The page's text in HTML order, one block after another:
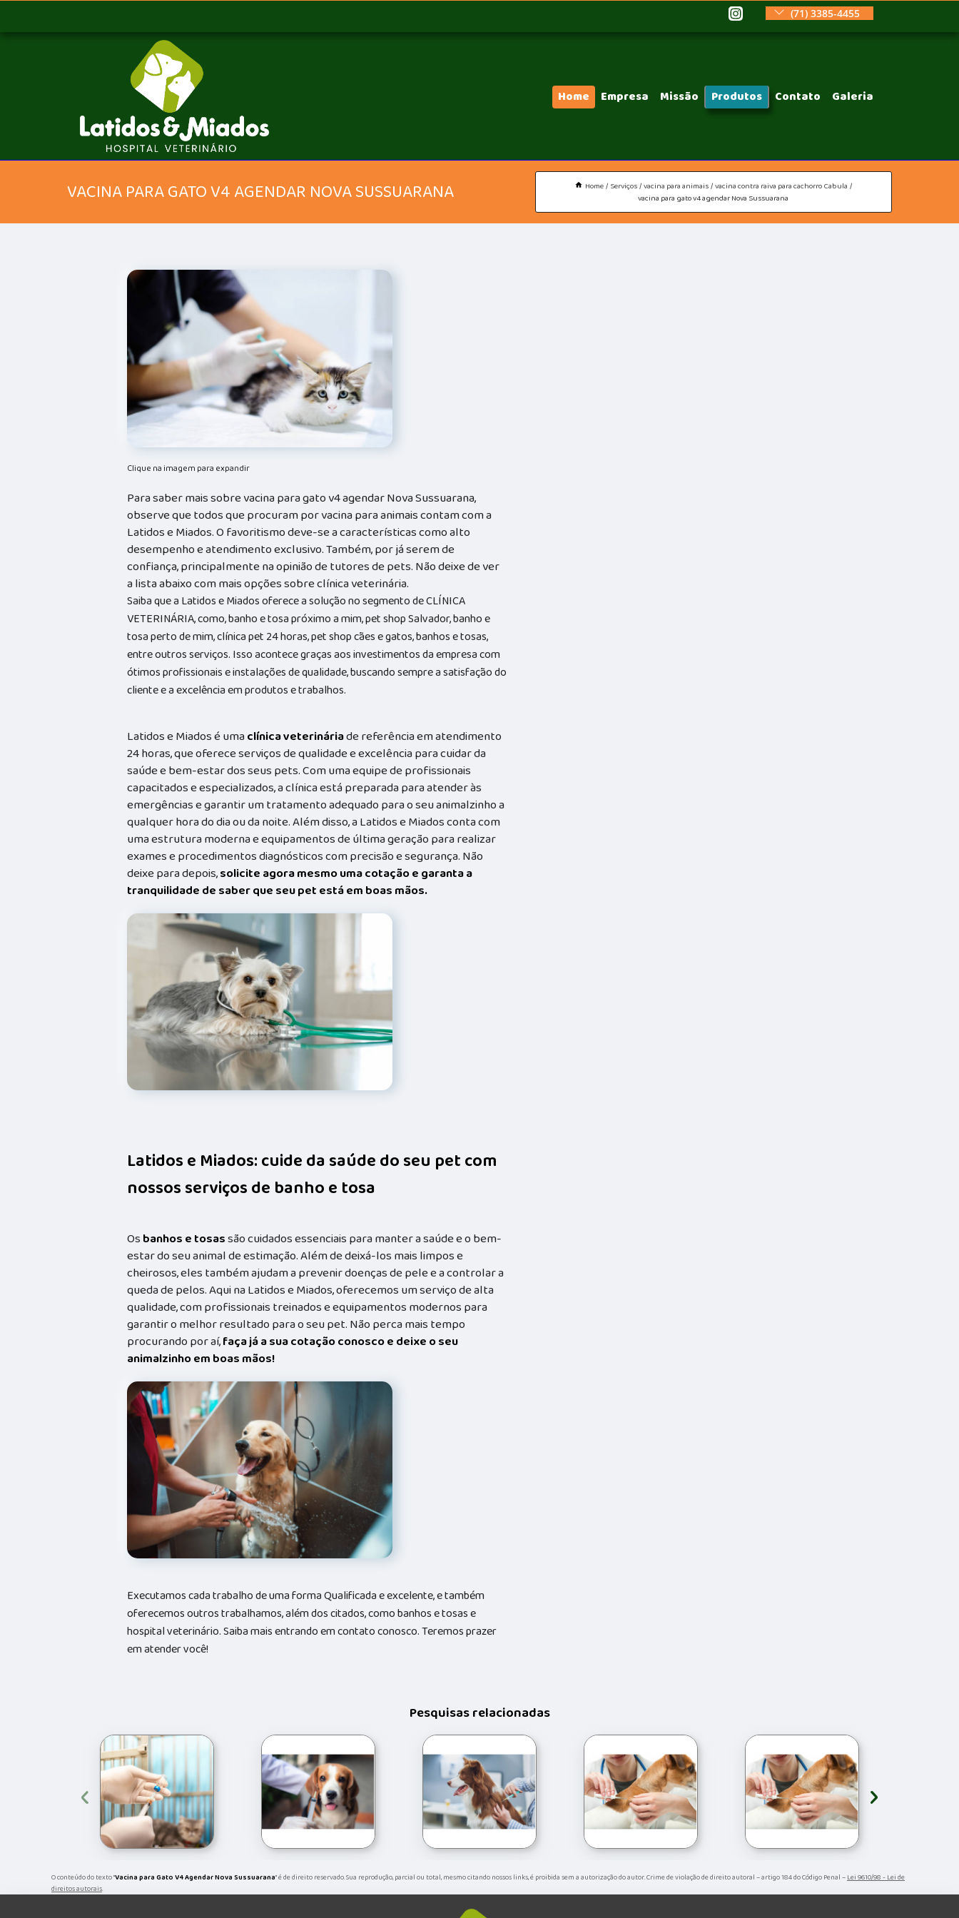
(71) 3385-4455
Home Empresa Missão Produtos Contato Galeria
VACINA PARA GATO V4 AGENDAR NOVA SUSSUARANA Home Serviços vacina para animais vacina contra raiva para cachorro Cabula
vacina para gato v4 agendar Nova Sussuarana
Clique na imagem para expandir
Para saber mais sobre vacina para gato v4 agendar Nova Sussuarana,
observe que todos que procuram por vacina para animais contam com a
Latidos e Miados. O favoritismo deve-se a características como alto
desempenho e atendimento exclusivo. Também, por já serem de
confiança, principalmente na opinião de tutores de pets. Não deixe de ver
a lista abaixo com mais opções sobre clínica veterinária.
Saiba que a Latidos e Miados oferece a solução no segmento de CLÍNICA
VETERINÁRIA, como, banho e tosa próximo a mim, pet shop Salvador, banho e
tosa perto de mim, clínica pet 24 horas, pet shop cães e gatos, banhos e tosas,
entre outros serviços. Isso acontece graças aos investimentos da empresa com
ótimos profissionais e instalações de qualidade, buscando sempre a satisfação do
cliente e a excelência em produtos e trabalhos.
Latidos e Miados é umaclínica veterináriade referência em atendimento
24 horas, que oferece serviços de qualidade e excelência para cuidar da
saúde e bem-estar dos seus pets. Com uma equipe de profissionais
capacitados e especializados, a clínica está preparada para atender às
emergências e garantir um tratamento adequado para o seu animalzinho a
qualquer hora do dia ou da noite. Além disso, a Latidos e Miados conta com
uma estrutura moderna e equipamentos de última geração para realizar
exames e procedimentos diagnósticos com precisão e segurança. Não
deixe para depois,solicite agora mesmo uma cotação e garanta a
tranquilidade de saber que seu pet está em boas mãos.
Latidos e Miados: cuide da saúde do seu pet com
nossos serviços de banho e tosa
Osbanhos e tosassão cuidados essenciais para manter a saúde e o bem-
estar do seu animal de estimação. Além de deixá-los mais limpos e
cheirosos, eles também ajudam a prevenir doenças de pele e a controlar a
queda de pelos. Aqui na Latidos e Miados, oferecemos um serviço de alta
qualidade, com profissionais treinados e equipamentos modernos para
garantir o melhor resultado para o seu pet. Não perca mais tempo
procurando por aí,faça já a sua cotação conosco e deixe o seu
animalzinho em boas mãos!
Executamos cada trabalho de uma forma Qualificada e excelente, e também
oferecemos outros trabalhamos, além dos citados, como banhos e tosas e
hospital veterinário. Saiba mais entrando em contato conosco. Teremos prazer
em atender você!
Pesquisas relacionadas
‹ ›
O conteúdo do texto "Vacina para Gato V4 Agendar Nova Sussuarana" é de direito reservado. Sua reprodução, parcial ou total, mesmo citando nossos links, é proibida sem a autorização do autor. Crime de violação de direito autoral – artigo 184 do Código Penal –Lei 9610/98 - Lei de
direitos autorais.